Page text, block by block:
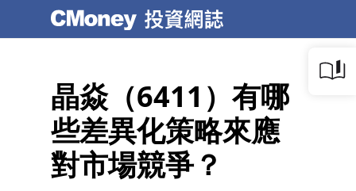
晶焱（6411）有哪
些差異化策略來應
對市場競爭？